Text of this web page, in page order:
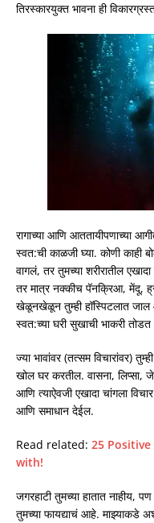
तिरस्कारयुक्त भावना ही
रागाच्या आणि आततायीपणाच्या
स्वत:ची काळजी घ्या. कोणी काही
वागलं, तर तुमच्या शरीरातील
तर मात्र नक्कीच पॅनक्रिआ, मेंदू,
खेळूनखेळून तुम्ही हॉस्पिटलात जाल
स्वत:च्या घरी सुखाची भाकरी
ज्या भावांवर (तत्सम विचारांवर)
खोल घर करतील. वासना, लिप्सा,
आणि त्याऐवजी एखादा चांगला
आणि समाधान देईल.
Read related: 25
with!
जगरहाटी तुमच्या हातात नाहीय,
तुमच्या फायद्याचं आहे. माझ्याकडे